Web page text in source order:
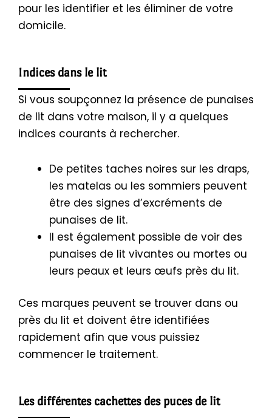
pour les identifier et les éliminer de votre
domicile.
Indices dans le lit
Si vous soupçonnez la présence de punaises
de lit dans votre maison, il y a quelques
indices courants à rechercher.
De petites taches noires sur les draps,
les matelas ou les sommiers peuvent
être des signes d’excréments de
punaises de lit.
Il est également possible de voir des
punaises de lit vivantes ou mortes ou
leurs peaux et leurs œufs près du lit.
Ces marques peuvent se trouver dans ou
près du lit et doivent être identifiées
rapidement afin que vous puissiez
commencer le traitement.
Les différentes cachettes des puces de lit